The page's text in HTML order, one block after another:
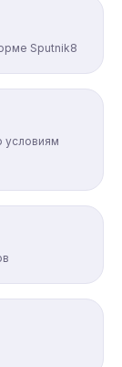
Sputnik8
условиям